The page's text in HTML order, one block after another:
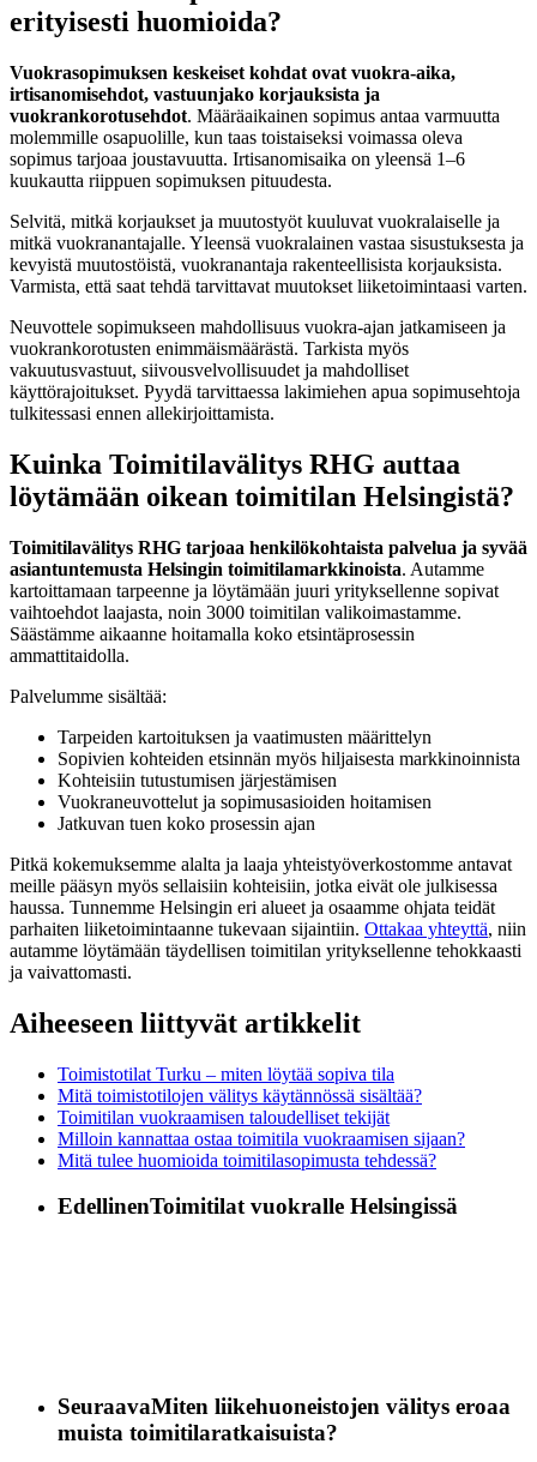
erityisesti huomioida?
Vuokrasopimuksen keskeiset kohdat ovat vuokra-aika,
irtisanomisehdot, vastuunjako korjauksista ja
vuokrankorotusehdot. Määräaikainen sopimus antaa varmuutta
molemmille osapuolille, kun taas toistaiseksi voimassa oleva
sopimus tarjoaa joustavuutta. Irtisanomisaika on yleensä 1–6
kuukautta riippuen sopimuksen pituudesta.
Selvitä, mitkä korjaukset ja muutostyöt kuuluvat vuokralaiselle ja
mitkä vuokranantajalle. Yleensä vuokralainen vastaa sisustuksesta ja
kevyistä muutostöistä, vuokranantaja rakenteellisista korjauksista.
Varmista, että saat tehdä tarvittavat muutokset liiketoimintaasi varten.
Neuvottele sopimukseen mahdollisuus vuokra-ajan jatkamiseen ja
vuokrankorotusten enimmäismäärästä. Tarkista myös
vakuutusvastuut, siivousvelvollisuudet ja mahdolliset
käyttörajoitukset. Pyydä tarvittaessa lakimiehen apua sopimusehtoja
tulkitessasi ennen allekirjoittamista.
Kuinka Toimitilavälitys RHG auttaa
löytämään oikean toimitilan Helsingistä?
Toimitilavälitys RHG tarjoaa henkilökohtaista palvelua ja syvää
asiantuntemusta Helsingin toimitilamarkkinoista. Autamme
kartoittamaan tarpeenne ja löytämään juuri yrityksellenne sopivat
vaihtoehdot laajasta, noin 3000 toimitilan valikoimastamme.
Säästämme aikaanne hoitamalla koko etsintäprosessin
ammattitaidolla.
Palvelumme sisältää:
Tarpeiden kartoituksen ja vaatimusten määrittelyn
Sopivien kohteiden etsinnän myös hiljaisesta markkinoinnista
Kohteisiin tutustumisen järjestämisen
Vuokraneuvottelut ja sopimusasioiden hoitamisen
Jatkuvan tuen koko prosessin ajan
Pitkä kokemuksemme alalta ja laaja yhteistyöverkostomme antavat
meille pääsyn myös sellaisiin kohteisiin, jotka eivät ole julkisessa
haussa. Tunnemme Helsingin eri alueet ja osaamme ohjata teidät
parhaiten liiketoimintaanne tukevaan sijaintiin. Ottakaa yhteyttä, niin
autamme löytämään täydellisen toimitilan yrityksellenne tehokkaasti
ja vaivattomasti.
Aiheeseen liittyvät artikkelit
Toimistotilat Turku – miten löytää sopiva tila
Mitä toimistotilojen välitys käytännössä sisältää?
Toimitilan vuokraamisen taloudelliset tekijät
Milloin kannattaa ostaa toimitila vuokraamisen sijaan?
Mitä tulee huomioida toimitilasopimusta tehdessä?
EdellinenToimitilat vuokralle Helsingissä
SeuraavaMiten liikehuoneistojen välitys eroaa
muista toimitilaratkaisuista?